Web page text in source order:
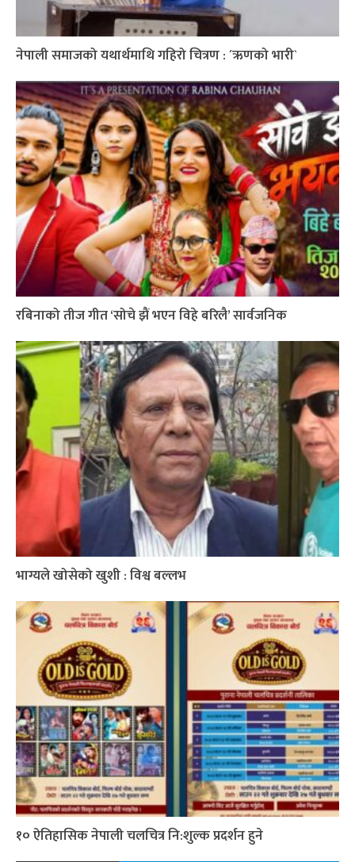
नेपाली समाजको यथार्थमाथि गहिरो चित्रण : ´ऋणको भारी`
रबिनाको तीज गीत ‘सोचे झैं भएन विहे बरिलै’ सार्वजनिक
भाग्यले खोसेको खुशी : विश्व बल्लभ
१० ऐतिहासिक नेपाली चलचित्र नि:शुल्क प्रदर्शन हुने